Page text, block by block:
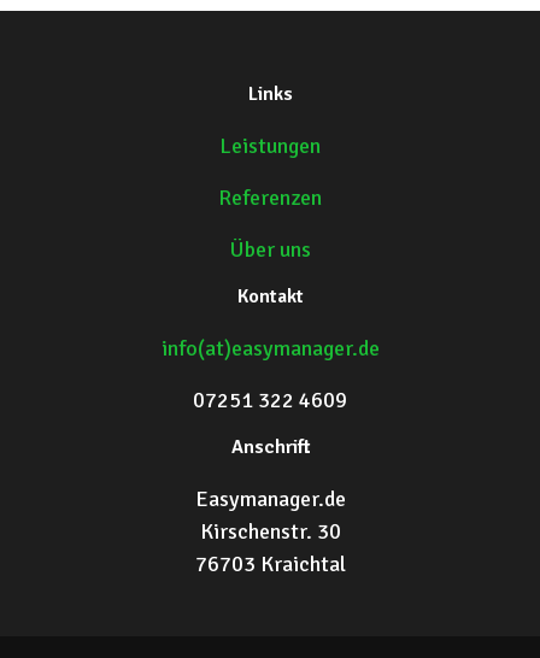
Links
Leistungen
Referenzen
Über uns
Kontakt
info(at)easymanager.de
07251 322 4609
Anschrift
Easymanager.de
Kirschenstr. 30
76703 Kraichtal